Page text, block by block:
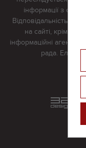
інформації з
Відповідальність за
на сайті, крім
інформаційні
рада.